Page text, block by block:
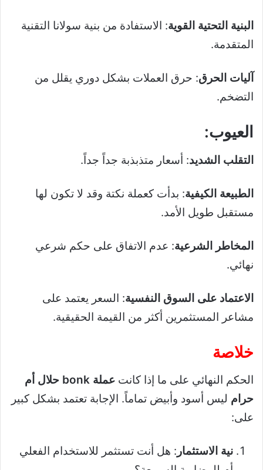
البنية التحتية القوية: الاستفادة من بنية سولانا التقنية
المتقدمة.
آليات الحرق: حرق العملات بشكل دوري يقلل من
التضخم.
العيوب:
التقلب الشديد: أسعار متذبذبة جداً جداً.
الطبيعة الكيفية: بدأت كعملة نكتة وقد لا تكون لها
مستقبل طويل الأمد.
المخاطر الشرعية: عدم الاتفاق على حكم شرعي
نهائي.
الاعتماد على السوق النفسية: السعر يعتمد على
مشاعر المستثمرين أكثر من القيمة الحقيقية.
خلاصة
الحكم النهائي على ما إذا كانت
عملة bonk حلال أم
حرام ليس أسود وأبيض تماماً. الإجابة تعتمد بشكل كبير
على:
نية الاستثمار : هل أنت تستثمر للاستخدام الفعلي